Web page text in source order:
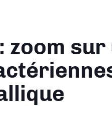
zoom sur